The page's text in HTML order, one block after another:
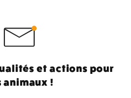
et actions pour
animaux !